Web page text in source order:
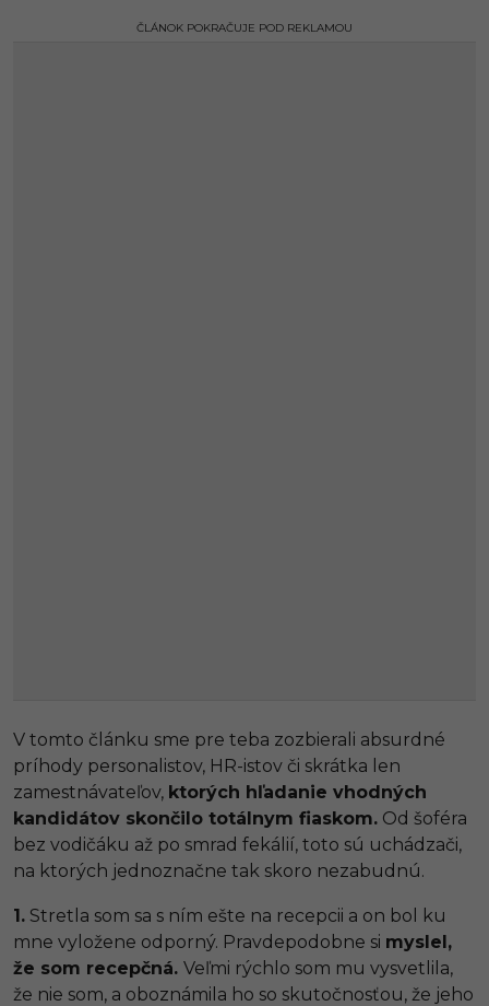
1
ČLÁNOK POKRAČUJE POD REKLAMOU
V tomto článku sme pre teba zozbierali absurdné
príhody personalistov, HR-istov či skrátka len
zamestnávateľov, ktorých hľadanie vhodných
kandidátov skončilo totálnym fiaskom. Od šoféra
bez vodičáku až po smrad fekálií, toto sú uchádzači,
na ktorých jednoznačne tak skoro nezabudnú.
1. Stretla som sa s ním ešte na recepcii a on bol ku
mne vyložene odporný. Pravdepodobne si myslel,
že som recepčná. Veľmi rýchlo som mu vysvetlila,
že nie som, a oboznámila ho so skutočnosťou, že jeho